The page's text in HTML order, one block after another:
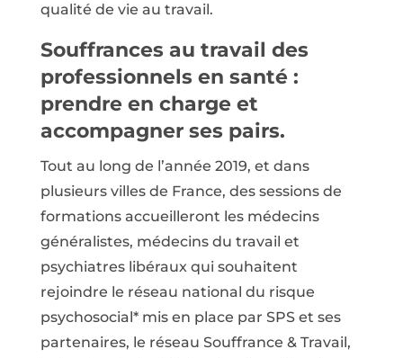
qualité de vie au travail.
Souffrances au travail des
professionnels en santé :
prendre en charge et
accompagner ses pairs.
Tout au long de l’année 2019, et dans
plusieurs villes de France, des sessions de
formations accueilleront les médecins
généralistes, médecins du travail et
psychiatres libéraux qui souhaitent
rejoindre le réseau national du risque
psychosocial* mis en place par SPS et ses
partenaires, le réseau Souffrance & Travail,